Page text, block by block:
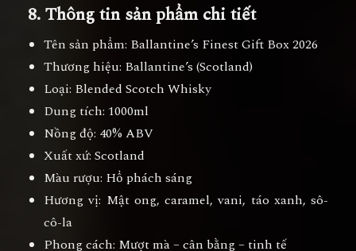
8. Thông tin sản phẩm chi tiết
Tên sản phẩm: Ballantine’s Finest Gift Box 2026
Thương hiệu: Ballantine’s (Scotland)
Loại: Blended Scotch Whisky
Dung tích: 1000ml
Nồng độ: 40% ABV
Xuất xứ: Scotland
Màu rượu: Hổ phách sáng
Hương vị: Mật ong, caramel, vani, táo xanh, sô-
cô-la
Phong cách: Mượt mà – cân bằng – tinh tế